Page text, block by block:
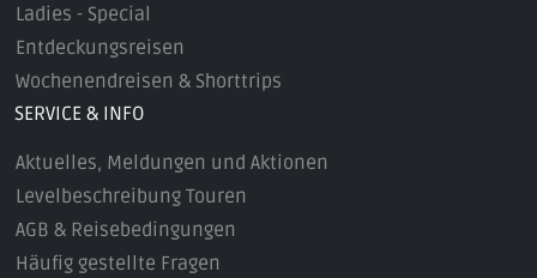
Ladies - Special
Entdeckungsreisen
Wochenendreisen & Shorttrips
SERVICE & INFO
Aktuelles, Meldungen und Aktionen
Levelbeschreibung Touren
AGB & Reisebedingungen
Häufig gestellte Fragen